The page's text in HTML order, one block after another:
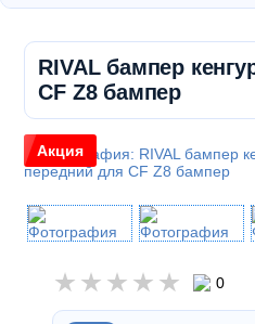
RIVAL бампер
CF Z8 бампер
Акция
0